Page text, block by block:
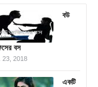
বউ
বস
23, 2018
একটি